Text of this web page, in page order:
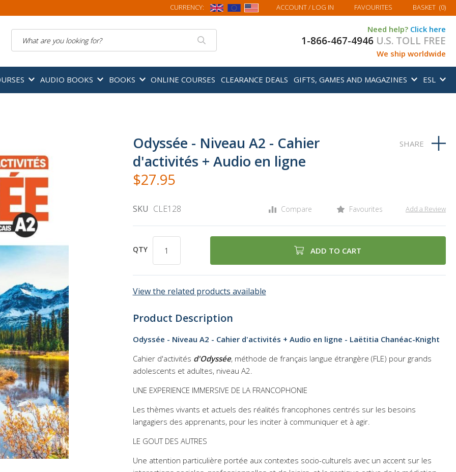
CURRENCY: ACCOUNT/ LOG IN FAVOURITES MY BASKET
BASKET (0)
Need help? Click here
1-866-467-4946 U.S. TOLL FREE
We ship worldwide
AUDIO BOOKS BOOKS ONLINE COURSES CLEARANCE DEALS GIFTS, GAMES AND MAGAZINES ESL
Odyssée - Niveau A2 - Cahier
d'activités + Audio en ligne
$27.95
SKU CLE128 Compare Favourites Add a Review
QTY ADD TO CART
View the related products available
Product Description
Odyssée - Niveau A2 - Cahier d'activités + Audio en ligne - Laëtitia Chanéac-Knight
Cahier d'activités d'Odyssée, méthode de français langue étrangère (FLE) pour grands
adolescents et adultes, niveau A2.
UNE EXPERIENCE IMMERSIVE DE LA FRANCOPHONIE
Les thèmes vivants et actuels des réalités francophones centrés sur les besoins
langagiers des apprenants, pour les inciter à communiquer et à agir.
LE GOUT DES AUTRES
Une attention particulière portée aux contextes socio-culturels avec un accent sur les